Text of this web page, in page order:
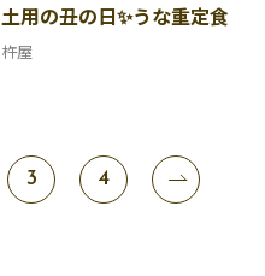
土用の丑の日✨うな重定食
杵屋
3 4